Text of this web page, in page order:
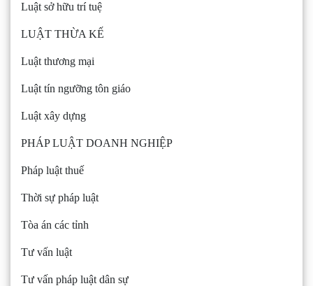
Luật sở hữu trí tuệ
LUẬT THỪA KẾ
Luật thương mại
Luật tín ngưỡng tôn giáo
Luật xây dựng
PHÁP LUẬT DOANH NGHIỆP
Pháp luật thuế
Thời sự pháp luật
Tòa án các tỉnh
Tư vấn luật
Tư vấn pháp luật dân sự